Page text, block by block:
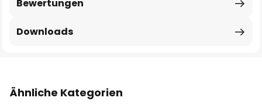
Bewertungen
Downloads
Ähnliche Kategorien